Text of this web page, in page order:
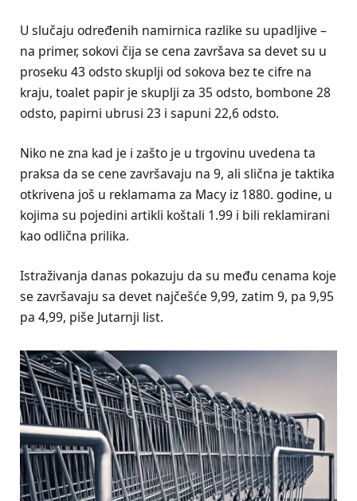
U slučaju određenih namirnica razlike su upadljive –
na primer, sokovi čija se cena završava sa devet su u
proseku 43 odsto skuplji od sokova bez te cifre na
kraju, toalet papir je skuplji za 35 odsto, bombone 28
odsto, papirni ubrusi 23 i sapuni 22,6 odsto.
Niko ne zna kad je i zašto je u trgovinu uvedena ta
praksa da se cene završavaju na 9, ali slična je taktika
otkrivena još u reklamama za Macy iz 1880. godine, u
kojima su pojedini artikli koštali 1.99 i bili reklamirani
kao odlična prilika.
Istraživanja danas pokazuju da su među cenama koje
se završavaju sa devet najčešće 9,99, zatim 9, pa 9,95
pa 4,99, piše Jutarnji list.